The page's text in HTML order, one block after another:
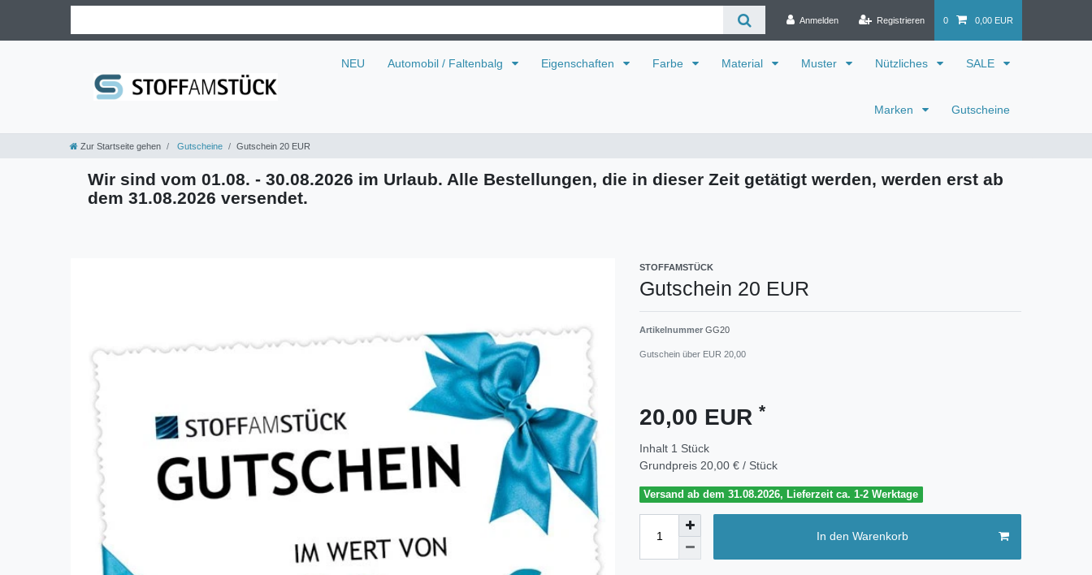
Anmelden Registrieren 0 0,00 EUR
NEU Automobil / Faltenbalg Eigenschaften Farbe Material Muster Nützliches SALE
Marken Gutscheine
Zur Startseite gehen Gutscheine Gutschein 20 EUR
Wir sind vom 01.08. - 30.08.2026 im Urlaub. Alle Bestellungen, die in dieser Zeit getätigt werden, werden erst ab
dem 31.08.2026 versendet.
STOFFAMSTÜCK
Gutschein 20 EUR
Artikelnummer GG20
Gutschein über EUR 20,00
20,00 EUR *
Inhalt 1 Stück
Grundpreis 20,00 € / Stück
Versand ab dem 31.08.2026, Lieferzeit ca. 1-2 Werktage
In den Warenkorb